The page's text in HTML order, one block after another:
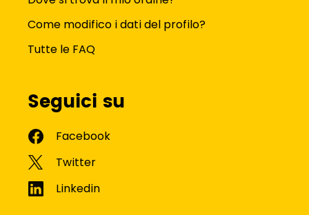
Come modifico i dati del profilo?
Tutte le FAQ
Seguici su